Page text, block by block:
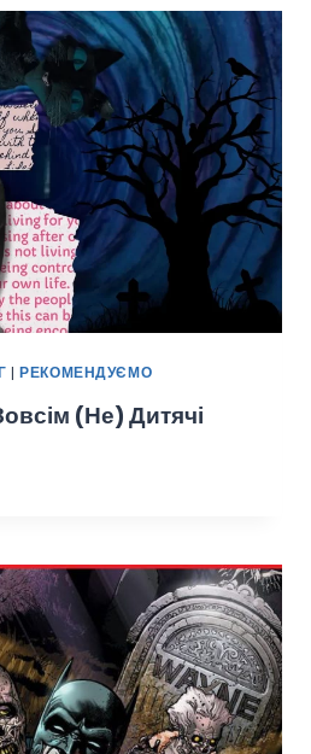
|РЕКОМЕНДУЄМО
(не) Дитячі